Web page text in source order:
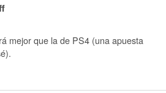
mejor que la de PS4 (una apuesta